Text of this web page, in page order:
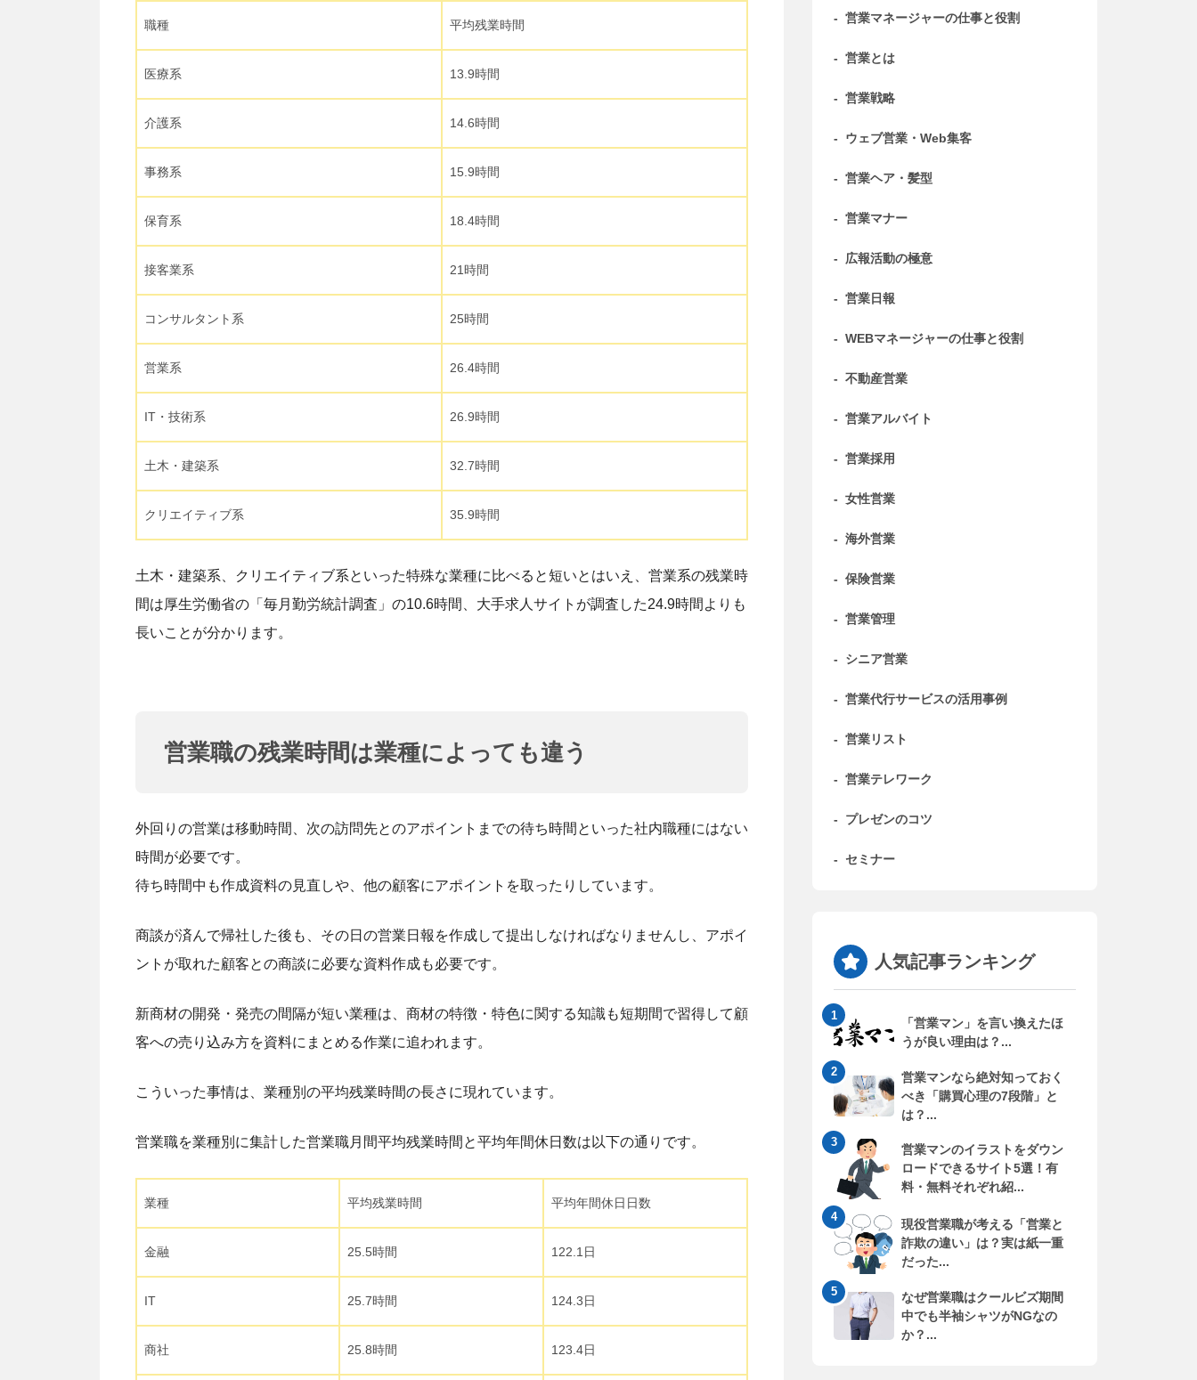
職種 平均残業時間
医療系 13.9時間
介護系 14.6時間
事務系 15.9時間
保育系 18.4時間
接客業系 21時間
コンサルタント系 25時間
営業系 26.4時間
IT・技術系 26.9時間
土木・建築系 32.7時間
クリエイティブ系 35.9時間
土木・建築系、クリエイティブ系といった特殊な業種に比べると短いとはいえ、営業系の残業時
間は厚生労働省の「毎月勤労統計調査」の10.6時間、大手求人サイトが調査した24.9時間よりも
長いことが分かります。
営業職の残業時間は業種によっても違う
外回りの営業は移動時間、次の訪問先とのアポイントまでの待ち時間といった社内職種にはない
時間が必要です。
待ち時間中も作成資料の見直しや、他の顧客にアポイントを取ったりしています。
商談が済んで帰社した後も、その日の営業日報を作成して提出しなければなりませんし、アポイ
ントが取れた顧客との商談に必要な資料作成も必要です。
新商材の開発・発売の間隔が短い業種は、商材の特徴・特色に関する知識も短期間で習得して顧
客への売り込み方を資料にまとめる作業に追われます。
こういった事情は、業種別の平均残業時間の長さに現れています。
営業職を業種別に集計した営業職月間平均残業時間と平均年間休日数は以下の通りです。
業種 平均残業時間 平均年間休日日数
金融 25.5時間 122.1日
IT 25.7時間 124.3日
商社 25.8時間 123.4日
- 営業マネージャーの仕事と役割
- 営業とは
- 営業戦略
- ウェブ営業・Web集客
- 営業ヘア・髪型
- 営業マナー
- 広報活動の極意
- 営業日報
- WEBマネージャーの仕事と役割
- 不動産営業
- 営業アルバイト
- 営業採用
- 女性営業
- 海外営業
- 保険営業
- 営業管理
- シニア営業
- 営業代行サービスの活用事例
- 営業リスト
- 営業テレワーク
- プレゼンのコツ
- セミナー
人気記事ランキング
「営業マン」を言い換えたほ
うが良い理由は？...
営業マンなら絶対知っておく
べき「購買心理の7段階」と
は？...
営業マンのイラストをダウン
ロードできるサイト5選！有
料・無料それぞれ紹...
現役営業職が考える「営業と
詐欺の違い」は？実は紙一重
だった...
なぜ営業職はクールビズ期間
中でも半袖シャツがNGなの
か？...